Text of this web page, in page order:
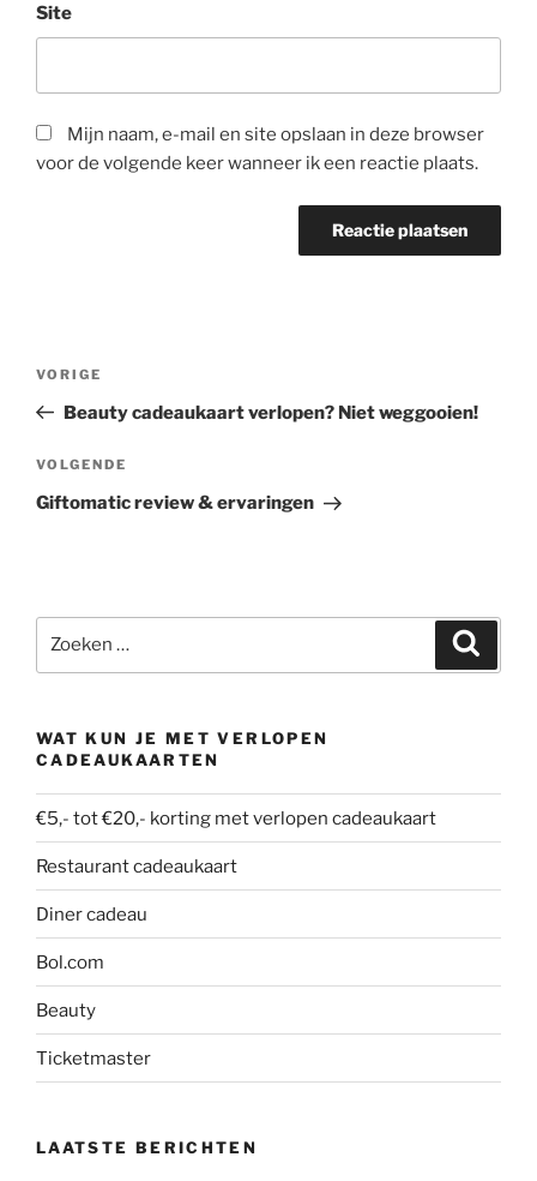
Site
Mijn naam, e-mail en site opslaan in deze browser
voor de volgende keer wanneer ik een reactie plaats.
Vorig
bericht
VORIGE
Beauty cadeaukaart verlopen? Niet weggooien!
Volgend
bericht
VOLGENDE
Giftomatic review & ervaringen
naar:
WAT KUN JE MET VERLOPEN
CADEAUKAARTEN
€5,- tot €20,- korting met verlopen cadeaukaart
Restaurant cadeaukaart
Diner cadeau
Bol.com
Beauty
Ticketmaster
LAATSTE BERICHTEN